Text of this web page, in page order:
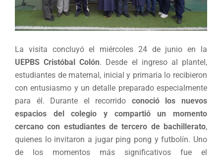
La visita concluyó el miércoles 24 de junio en la
UEPBS Cristóbal Colón. Desde el ingreso al plantel,
estudiantes de maternal, inicial y primaria lo recibieron
con entusiasmo y un detalle preparado especialmente
para él. Durante el recorrido conoció los nuevos
espacios del colegio y compartió un momento
cercano con estudiantes de tercero de bachillerato,
quienes lo invitaron a jugar ping pong y futbolín. Uno
de los momentos más significativos fue el